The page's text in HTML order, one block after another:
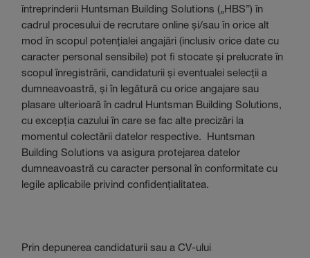
întreprinderii Huntsman Building Solutions („HBS”) în
cadrul procesului de recrutare online și/sau în orice alt
mod în scopul potențialei angajări (inclusiv orice date cu
caracter personal sensibile) pot fi stocate și prelucrate în
scopul înregistrării, candidaturii și eventualei selecții a
dumneavoastră, și în legătură cu orice angajare sau
plasare ulterioară în cadrul Huntsman Building Solutions,
cu excepția cazului în care se fac alte precizări la
momentul colectării datelor respective. Huntsman
Building Solutions va asigura protejarea datelor
dumneavoastră cu caracter personal în conformitate cu
legile aplicabile privind confidențialitatea.
Prin depunerea candidaturii sau a CV-ului